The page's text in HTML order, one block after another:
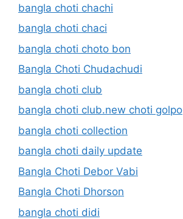
bangla choti chachi
bangla choti chaci
bangla choti choto bon
Bangla Choti Chudachudi
bangla choti club
bangla choti club.new choti golpo
bangla choti collection
bangla choti daily update
Bangla Choti Debor Vabi
Bangla Choti Dhorson
bangla choti didi